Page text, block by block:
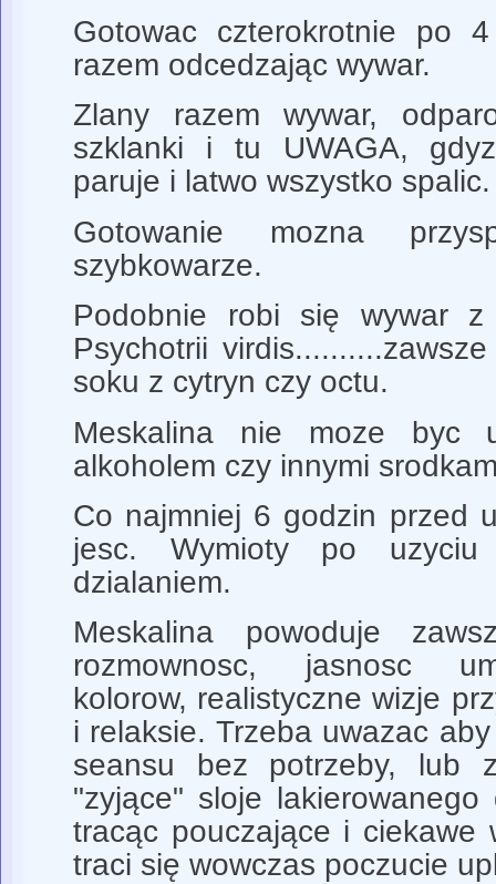
Gotowac czterokrotnie po
razem odcedzając wywar.
Zlany razem wywar,
szklanki i tu UWAGA,
paruje i latwo wszystko spalic.
Gotowanie mozna
szybkowarze.
Podobnie robi się wywar z
Psychotrii
soku z cytryn czy octu.
Meskalina nie moze byc
alkoholem czy innymi
Co najmniej 6 godzin przed
jesc. Wymioty po
dzialaniem.
Meskalina powoduje
rozmownosc, jasnosc
kolorow, realistyczne wizje
i relaksie. Trzeba uwazac
seansu bez potrzeby, lub
"zyjące" sloje lakierowanego
tracąc pouczające i ciekawe
traci się wowczas poczucie